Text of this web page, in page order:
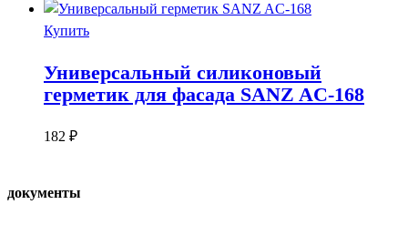
Купить
Универсальный силиконовый
герметик для фасада SANZ AC-168
182 ₽
документы